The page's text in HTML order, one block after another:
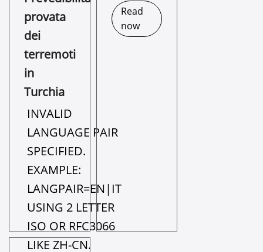
provata
dei
terremoti
in
Turchia
INVALID
LANGUAGE PAIR
SPECIFIED.
EXAMPLE:
LANGPAIR=EN|IT
USING 2 LETTER
ISO OR RFC3066
LIKE ZH-CN.
Read
now